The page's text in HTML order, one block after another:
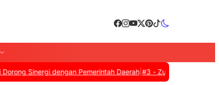
dengan Pemerintah Daerah |#3 -Zulkifli Hasan Resmi